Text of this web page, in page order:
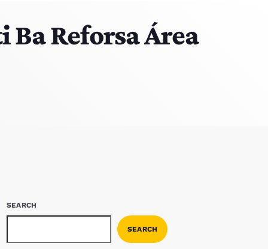
Reforsa Área
SEARCH
SEARCH